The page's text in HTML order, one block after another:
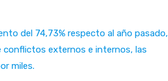
del 74,73% respecto al año pasado,
conflictos externos e internos, las
miles.